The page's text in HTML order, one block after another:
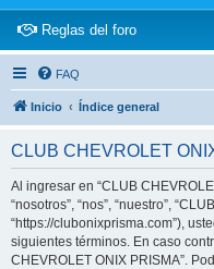
Reglas del foro(Opens a
FAQ
Inicio Índice general
CLUB CHEVROLET
Al ingresar en “CLUB
“nosotros”, “nos”, “nuestro”,
“https://clubonixprisma.com”),
siguientes términos. En caso
CHEVROLET ONIX PRISMA”.